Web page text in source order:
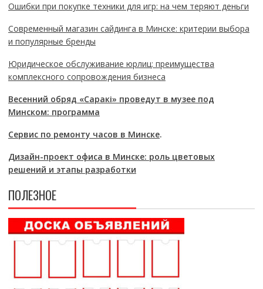
Ошибки при покупке техники для игр: на чем теряют деньги
Современный магазин сайдинга в Минске: критерии выбора
и популярные бренды
Юридическое обслуживание юрлиц: преимущества
комплексного сопровождения бизнеса
Весенний обряд «Саракі» проведут в музее под
Минском: программа
Сервис по ремонту часов в Минске.
Дизайн-проект офиса в Минске: роль цветовых
решений и этапы разработки
ПОЛЕЗНОЕ